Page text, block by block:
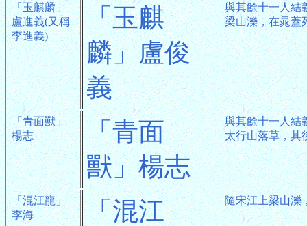
「玉麒麟」
盧進義(又稱
李進義)
「玉麒
麟」盧俊
義
與其餘十一人結
梁山濼，在晁蓋
「青面獸」
楊志
「青面
獸」楊志
與其餘十一人結
太行山落草，其
「混江龍」
李海
「混江
隨宋江上梁山濼